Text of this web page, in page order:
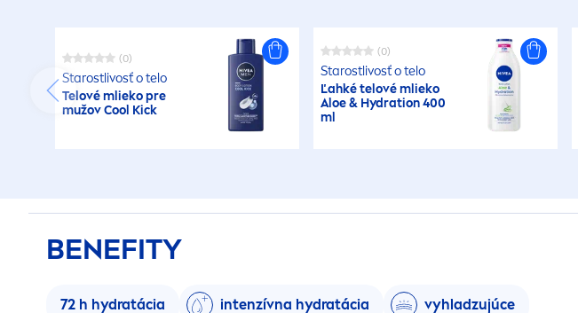
(0)
Starostlivosť o telo
Telové mlieko pre
mužovCool Kick
(0)
Starostlivosť o telo
Ľahké telové mlieko
Aloe & Hydration 400
ml
BENEFITY
72 h hydratácia intenzívna hydratácia vyhladzujúce